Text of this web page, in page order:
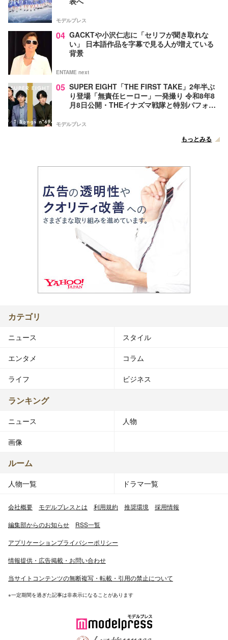
モデルプレス
04 GACKTや小沢仁志に「セリフが聞き取れな
い」 日本語作品を字幕で見る人が増えている
背景
ENTAME next
05 SUPER EIGHT「THE FIRST TAKE」2年半ぶ
り登場「無責任ヒーロー」一発撮り 令和8年8
月8日公開・THEイナズマ戦隊と特別パフォー
モデルプレス
もっとみる
カテゴリ
ニュース スタイル
エンタメ コラム
ライフ ビジネス
ランキング
ニュース 人物
画像
ルーム
人物一覧 ドラマ一覧
会社概要 モデルプレスとは 利用規約 推奨環境 採用情報
編集部からのお知らせ RSS一覧
アプリケーションプライバシーポリシー
情報提供・広告掲載・お問い合わせ
当サイトコンテンツの無断複写・転載・引用の禁止について
※一定期間を過ぎた記事は非表示になることがあります